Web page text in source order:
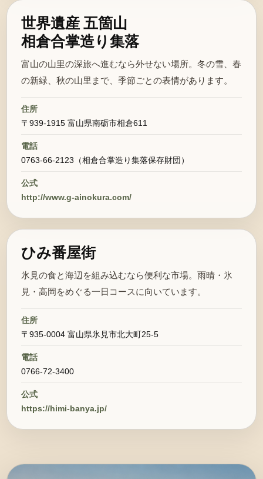
世界遺産 五箇山
相倉合掌造り集落
富山の山里の深旅へ進むなら外せない場所。冬の雪、春
の新緑、秋の山里まで、季節ごとの表情があります。
住所
〒939-1915 富山県南砺市相倉611
電話
0763-66-2123（相倉合掌造り集落保存財団）
公式
http://www.g-ainokura.com/
ひみ番屋街
氷見の食と海辺を組み込むなら便利な市場。雨晴・氷
見・高岡をめぐる一日コースに向いています。
住所
〒935-0004 富山県氷見市北大町25-5
電話
0766-72-3400
公式
https://himi-banya.jp/